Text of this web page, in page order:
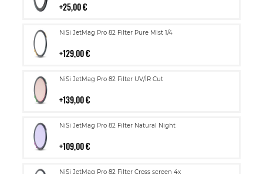
25,00 €
NiSi JetMag Pro 82 Filter Pure Mist 1/4
129,00 €
Lisää
NiSi JetMag Pro 82 Filter UV/IR Cut
139,00 €
Lisää
NiSi JetMag Pro 82 Filter Natural Night
109,00 €
Lisää
NiSi JetMag Pro 82 Filter Cross screen 4x
Lisää